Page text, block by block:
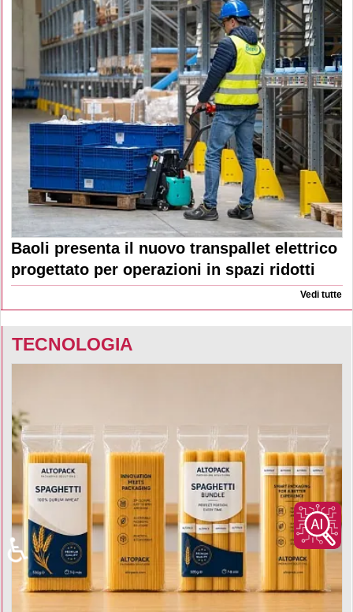
Baoli presenta il nuovo transpallet elettrico
progettato per operazioni in spazi ridotti
Vedi tutte
TECNOLOGIA